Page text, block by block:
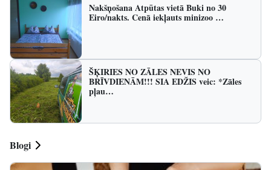
Nakšņošana Atpūtas vietā Buki no 30
Eiro/nakts. Cenā iekļauts minizoo …
ŠĶIRIES NO ZĀLES NEVIS NO
BRĪVDIENĀM!!! SIA EDŽIS veic: *Zāles
pļau…
Blogi